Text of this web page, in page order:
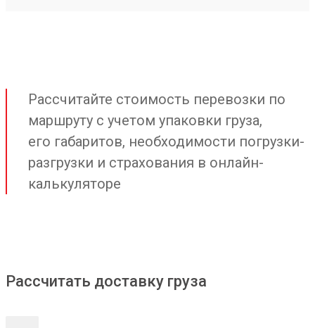
Рассчитайте стоимость перевозки по
маршруту с учетом упаковки груза,
его габаритов, необходимости погрузки-
разгрузки и страхования в онлайн-
калькуляторе
Рассчитать доставку груза